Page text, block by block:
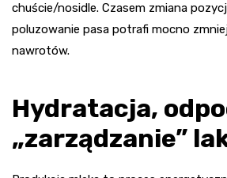
chuście/nosidle. Czasem zmiana
poluzowanie pasa potrafi mocno
nawrotów.
Hydratacja,
„zarządzanie”